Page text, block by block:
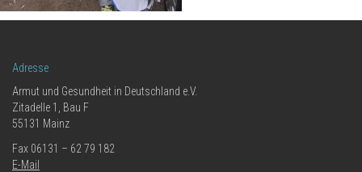
Adresse
Armut und Gesundheit in Deutschland e.V.
Zitadelle 1, Bau F
55131 Mainz
Fax 06131 – 62 79 182
E-Mail